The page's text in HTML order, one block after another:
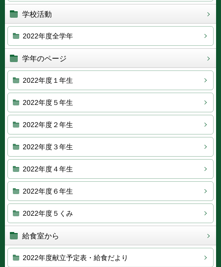
学校活動
2022年度全学年
学年のページ
2022年度１年生
2022年度５年生
2022年度２年生
2022年度３年生
2022年度４年生
2022年度６年生
2022年度５くみ
給食室から
2022年度献立予定表・給食だより